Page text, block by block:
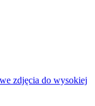
zdjęcia do wysokiej